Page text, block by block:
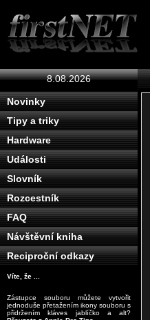
8.08.2026
Novinky
Tipy a triky
Hardware
Události
Slovník
Rozcestník
FAQ
Návštěvní kniha
Reciproční odkazy
Víte, že ...
Zástupce souboru můžete vytvořit
jednoduše přetažením ikony souboru s
přidržením kláves jablíčko a alt?